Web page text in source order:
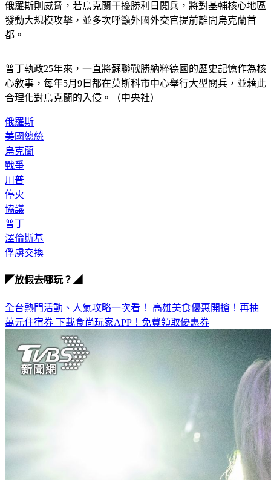
俄羅斯則威脅，若烏克蘭干擾勝利日閱兵，將對基輔核心地區
發動大規模攻擊，並多次呼籲外國外交官提前離開烏克蘭首
都。
普丁執政25年來，一直將蘇聯戰勝納粹德國的歷史記憶作為核
心敘事，每年5月9日都在莫斯科市中心舉行大型閱兵，並藉此
合理化對烏克蘭的入侵。（中央社）
俄羅斯
美國總統
烏克蘭
戰爭
川普
停火
協議
普丁
澤倫斯基
俘虜交換
◤放假去哪玩？◢
全台熱門活動、人氣攻略一次看！ 高雄美食優惠開搶！再抽
萬元住宿券 下載食尚玩家APP！免費領取優惠券